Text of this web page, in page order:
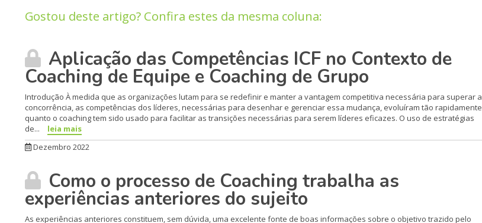
Gostou deste artigo? Confira estes da mesma coluna:
Aplicação das Competências ICF no Contexto de
Coaching de Equipe e Coaching de Grupo
Introdução À medida que as organizações lutam para se redefinir e manter a vantagem competitiva necessária para superar a
concorrência, as competências dos líderes, necessárias para desenhar e gerenciar essa mudança, evoluíram tão rapidamente
quanto o coaching tem sido usado para facilitar as transições necessárias para serem líderes eficazes. O uso de estratégias
de...
leia mais
Dezembro 2022
Como o processo de Coaching trabalha as
experiências anteriores do sujeito
As experiências anteriores constituem, sem dúvida, uma excelente fonte de boas informações sobre o objetivo trazido pelo